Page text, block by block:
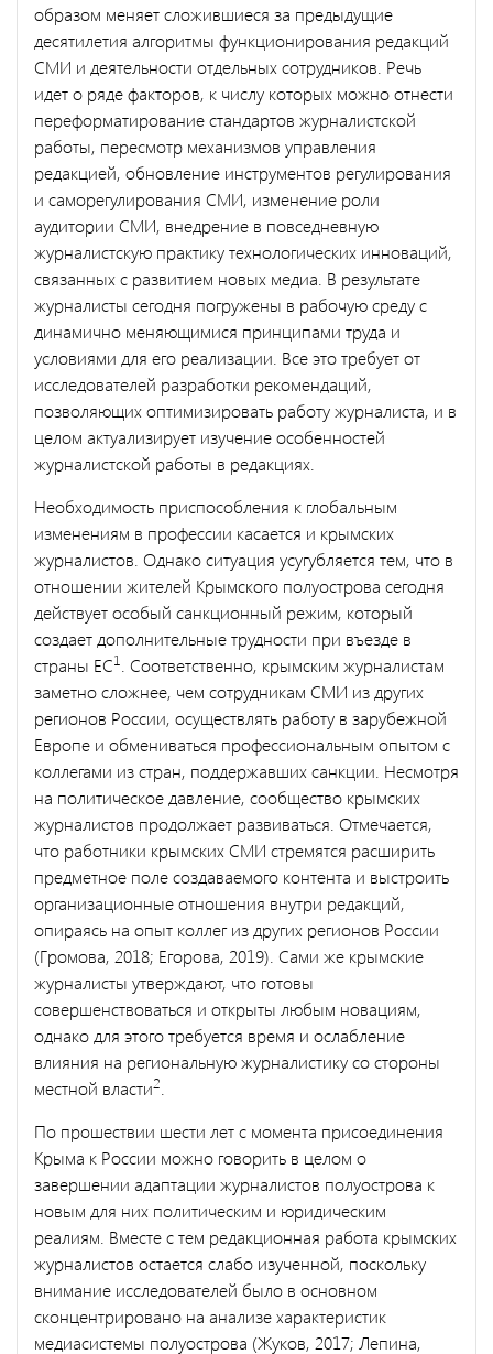
образом меняет сложившиеся за предыдущие
десятилетия алгоритмы функционирования редакций
СМИ и деятельности отдельных сотрудников. Речь
идет о ряде факторов, к числу которых можно отнести
переформатирование стандартов журналистской
работы, пересмотр механизмов управления
редакцией, обновление инструментов регулирования
и саморегулирования СМИ, изменение роли
аудитории СМИ, внедрение в повседневную
журналистскую практику технологических инноваций,
связанных с развитием новых медиа. В результате
журналисты сегодня погружены в рабочую среду с
динамично меняющимися принципами труда и
условиями для его реализации. Все это требует от
исследователей разработки рекомендаций,
позволяющих оптимизировать работу журналиста, и в
целом актуализирует изучение особенностей
журналистской работы в редакциях.
Необходимость приспособления к глобальным
изменениям в профессии касается и крымских
журналистов. Однако ситуация усугубляется тем, что в
отношении жителей Крымского полуострова сегодня
действует особый санкционный режим, который
создает дополнительные трудности при въезде в
страны ЕС1
. Соответственно, крымским журналистам
заметно сложнее, чем сотрудникам СМИ из других
регионов России, осуществлять работу в зарубежной
Европе и обмениваться профессиональным опытом с
коллегами из стран, поддержавших санкции. Несмотря
на политическое давление, сообщество крымских
журналистов продолжает развиваться. Отмечается,
что работники крымских СМИ стремятся расширить
предметное поле создаваемого контента и выстроить
организационные отношения внутри редакций,
опираясь на опыт коллег из других регионов России
(Громова, 2018; Егорова, 2019). Сами же крымские
журналисты утверждают, что готовы
совершенствоваться и открыты любым новациям,
однако для этого требуется время и ослабление
влияния на региональную журналистику со стороны
местной власти2
По прошествии шести лет с момента присоединения
Крыма к России можно говорить в целом о
завершении адаптации журналистов полуострова к
новым для них политическим и юридическим
реалиям. Вместе с тем редакционная работа крымских
журналистов остается слабо изученной, поскольку
внимание исследователей было в основном
сконцентрировано на анализе характеристик
медиасистемы полуострова (Жуков, 2017; Лепина,